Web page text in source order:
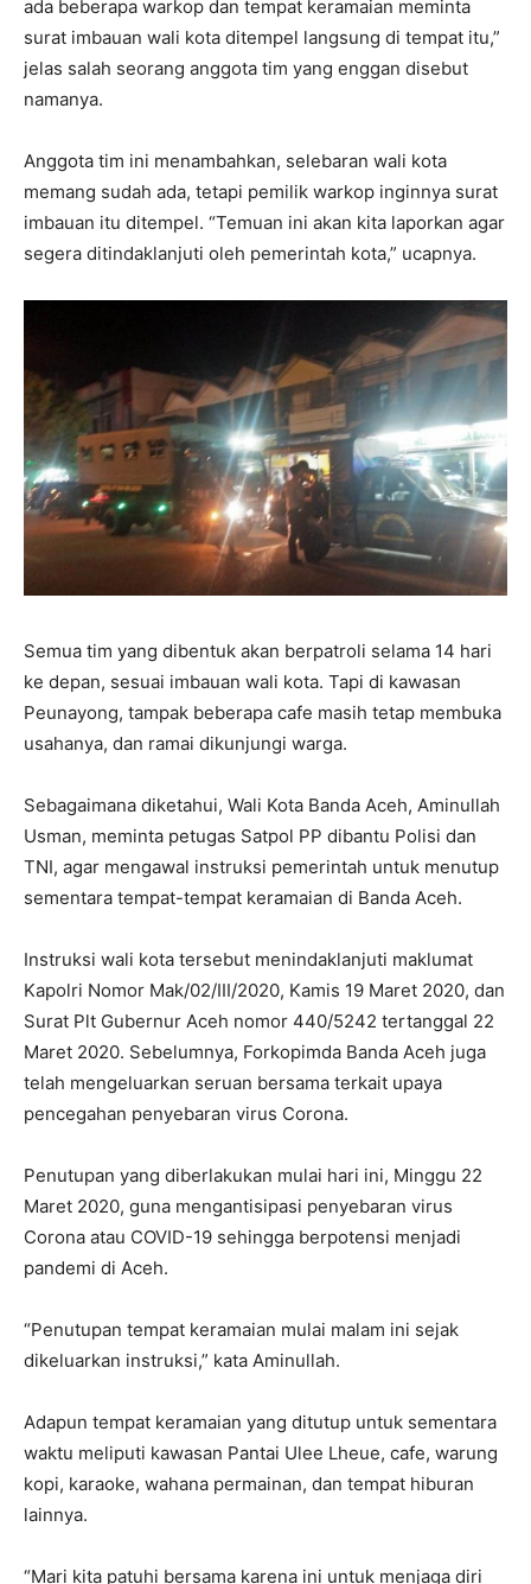
ada beberapa warkop dan tempat keramaian meminta
surat imbauan wali kota ditempel langsung di tempat itu,”
jelas salah seorang anggota tim yang enggan disebut
namanya.
Anggota tim ini menambahkan, selebaran wali kota
memang sudah ada, tetapi pemilik warkop inginnya surat
imbauan itu ditempel. “Temuan ini akan kita laporkan agar
segera ditindaklanjuti oleh pemerintah kota,” ucapnya.
Semua tim yang dibentuk akan berpatroli selama 14 hari
ke depan, sesuai imbauan wali kota. Tapi di kawasan
Peunayong, tampak beberapa cafe masih tetap membuka
usahanya, dan ramai dikunjungi warga.
Sebagaimana diketahui, Wali Kota Banda Aceh, Aminullah
Usman, meminta petugas Satpol PP dibantu Polisi dan
TNI, agar mengawal instruksi pemerintah untuk menutup
sementara tempat-tempat keramaian di Banda Aceh.
Instruksi wali kota tersebut menindaklanjuti maklumat
Kapolri Nomor Mak/02/III/2020, Kamis 19 Maret 2020, dan
Surat Plt Gubernur Aceh nomor 440/5242 tertanggal 22
Maret 2020. Sebelumnya, Forkopimda Banda Aceh juga
telah mengeluarkan seruan bersama terkait upaya
pencegahan penyebaran virus Corona.
Penutupan yang diberlakukan mulai hari ini, Minggu 22
Maret 2020, guna mengantisipasi penyebaran virus
Corona atau COVID-19 sehingga berpotensi menjadi
pandemi di Aceh.
“Penutupan tempat keramaian mulai malam ini sejak
dikeluarkan instruksi,” kata Aminullah.
Adapun tempat keramaian yang ditutup untuk sementara
waktu meliputi kawasan Pantai Ulee Lheue, cafe, warung
kopi, karaoke, wahana permainan, dan tempat hiburan
lainnya.
“Mari kita patuhi bersama karena ini untuk menjaga diri